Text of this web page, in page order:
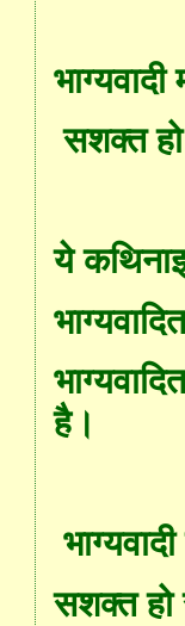
सशक्त
ये क
है।
सशक्त हो